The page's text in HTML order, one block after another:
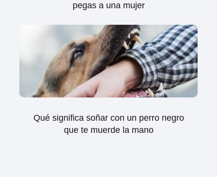
pegas a una mujer
Qué significa soñar con un perro negro
que te muerde la mano